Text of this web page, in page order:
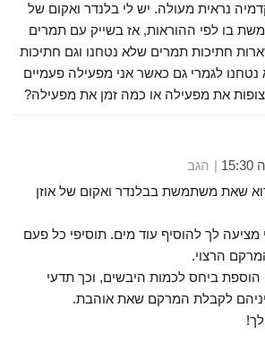
נראית מעולה. יש לי בלנדר ואקום של
בו לפי ההוראות, אז בשייק עם תמרים
חתיכות תמרים שלא נטחנו וגם חתיכות
לגמרי גם כאשר אני מפעילה פעמיים
את מפעילה או כמה זמן את מפעילה?
הגב
שאת משתמשת בבלנדר ואקום של אוזן
לך להוסיף עוד מים. תוסיפי כל פעם
הרצוי.
ביחס לכמות היבשים, וכך תדעי
לקבלת המרקם שאת אוהבת.